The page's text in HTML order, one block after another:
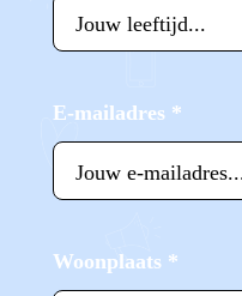
E-mailadres *
Woonplaats *